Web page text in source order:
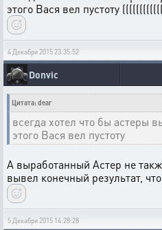
этого Вася вел пустоту
4 Декабря 2015 23:35:52
Donvic
Цитата: dear
всегда хотел что бы астеры
этого Вася вел пустоту
А выработанный Астер не
вывел конечный результат,
5 Декабря 2015 14:28:28